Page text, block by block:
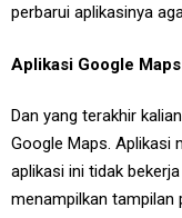
perbarui aplikasinya
Aplikasi Google
Dan yang terakhir
Google Maps. Aplikasi
aplikasi ini tidak
menampilkan tampilan